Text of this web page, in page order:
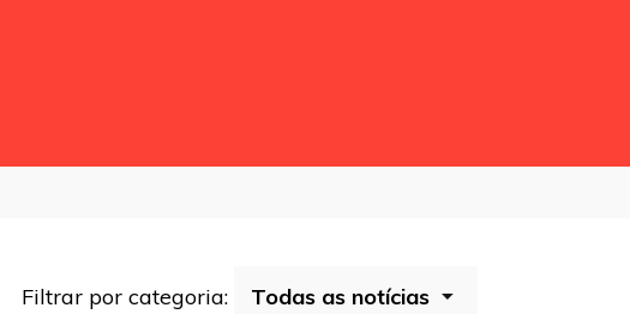
Filtrar por categoria: